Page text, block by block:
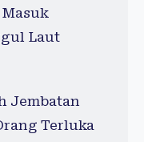
Laut
Jembatan
Terluka